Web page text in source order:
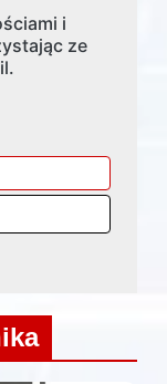
i
ze